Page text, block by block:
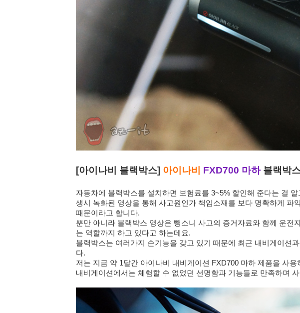
[아이나비 블랙박스] 아이나비 FXD700 마하블랙박
자동차에 블랙박스를 설치하면 보험료를 3~5% 할인해 준다는 걸
생시 녹화된 영상을 통해 사고원인가 책임소재를 보다 명확하게 파
때문이라고 합니다.
뿐만 아니라 블랙박스 영상은 뺑소니 사고의 증거자료와 함께 운전
는 역할까지 하고 있다고 하는데요.
블랙박스는 여러가지 순기능을 갖고 있기 때문에 최근 내비게이션
다.
저는 지금 약 1달간 아이나비 내비게이션 FXD700 마하 제품을 사
내비게이션에서는 체험할 수 없었던 선명함과 기능들로 만족하며